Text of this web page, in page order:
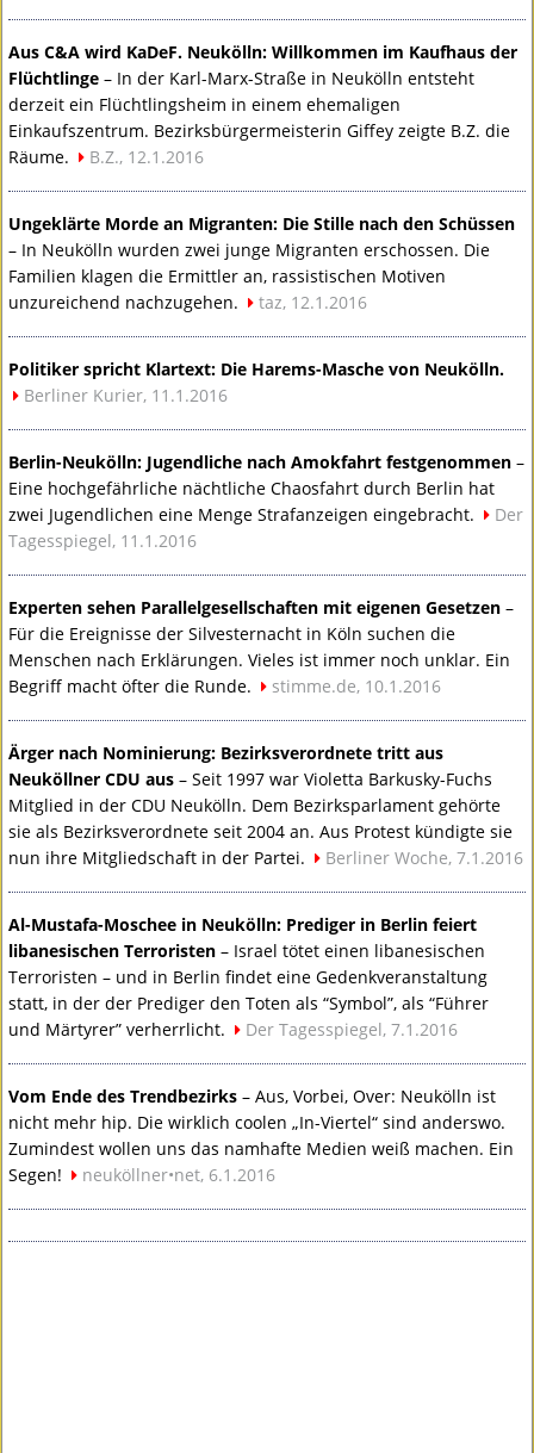
Aus C&A wird KaDeF. Neukölln: Willkommen im Kaufhaus der
Flüchtlinge – In der Karl-Marx-Straße in Neukölln entsteht
derzeit ein Flüchtlingsheim in einem ehemaligen
Einkaufszentrum. Bezirksbürgermeisterin Giffey zeigte B.Z. die
Räume.
B.Z., 12.1.2016
Ungeklärte Morde an Migranten: Die Stille nach den Schüssen
– In Neukölln wurden zwei junge Migranten erschossen. Die
Familien klagen die Ermittler an, rassistischen Motiven
unzureichend nachzugehen.
taz, 12.1.2016
Politiker spricht Klartext: Die Harems-Masche von Neukölln.
Berliner Kurier, 11.1.2016
Berlin-Neukölln: Jugendliche nach Amokfahrt festgenommen –
Eine hochgefährliche nächtliche Chaosfahrt durch Berlin hat
zwei Jugendlichen eine Menge Strafanzeigen eingebracht.
Der
Tagesspiegel, 11.1.2016
Experten sehen Parallelgesellschaften mit eigenen Gesetzen –
Für die Ereignisse der Silvesternacht in Köln suchen die
Menschen nach Erklärungen. Vieles ist immer noch unklar. Ein
Begriff macht öfter die Runde.
stimme.de, 10.1.2016
Ärger nach Nominierung: Bezirksverordnete tritt aus
NeuköllnerCDU aus – Seit 1997 war Violetta Barkusky-Fuchs
Mitglied in derCDU Neukölln. Dem Bezirksparlament gehörte
sie als Bezirksverordnete seit 2004 an. Aus Protest kündigte sie
nun ihre Mitgliedschaft in der Partei.
Berliner Woche, 7.1.2016
Al-Mustafa-Moschee in Neukölln: Prediger in Berlin feiert
libanesischen Terroristen – Israel tötet einen libanesischen
Terroristen – und in Berlin findet eine Gedenkveranstaltung
statt, in der der Prediger den Toten als “Symbol”, als “Führer
und Märtyrer” verherrlicht.
Der Tagesspiegel, 7.1.2016
Vom Ende des Trendbezirks – Aus, Vorbei, Over: Neukölln ist
nicht mehr hip. Die wirklich coolen „In-Viertel“ sind anderswo.
Zumindest wollen uns das namhafte Medien weiß machen. Ein
Segen!
neuköllner•net, 6.1.2016